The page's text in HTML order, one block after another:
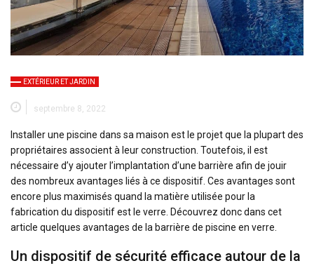
EXTÉRIEUR ET JARDIN
septembre 8, 2022
Installer une piscine dans sa maison est le projet que la plupart des
propriétaires associent à leur construction. Toutefois, il est
nécessaire d’y ajouter l’implantation d’une barrière afin de jouir
des nombreux avantages liés à ce dispositif. Ces avantages sont
encore plus maximisés quand la matière utilisée pour la
fabrication du dispositif est le verre. Découvrez donc dans cet
article quelques avantages de la barrière de piscine en verre.
Un dispositif de sécurité efficace autour de la